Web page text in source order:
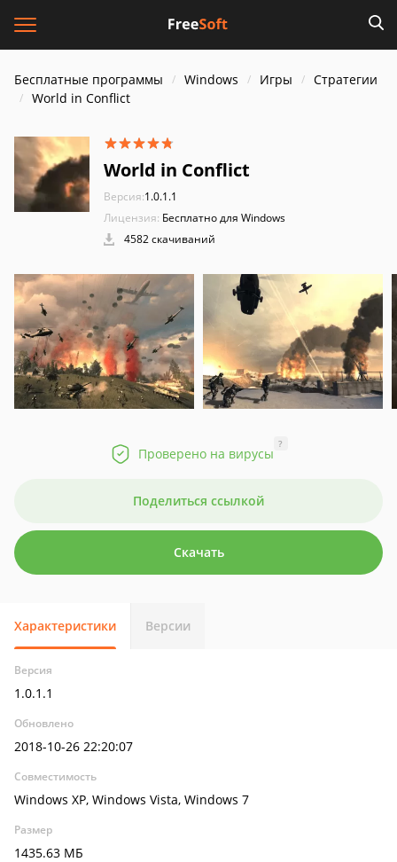
Бесплатные программы Windows Игры
Стратегии
World in Conflict
World in Conflict
Версия:1.0.1.1
Лицензия: Бесплатно для Windows
4582 скачиваний
Проверено на вирусы
?
Поделиться ссылкой
Скачать
Характеристики Версии
Версия
1.0.1.1
Обновлено
2018-10-26 22:20:07
Совместимость
Windows XP, Windows Vista, Windows 7
Размер
1435.63 МБ